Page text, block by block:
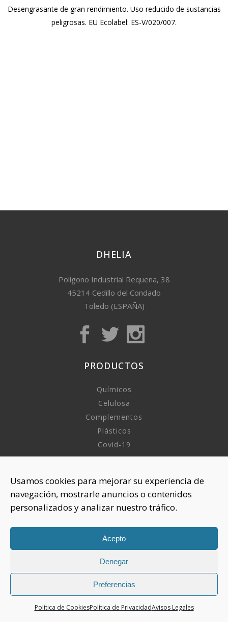
Usamos cookies para mejorar su experiencia de
navegación, mostrarle anuncios o contenidos
personalizados y analizar nuestro tráfico.
Acepto
Denegar
Preferencias
Política de CookiesPolítica de PrivacidadAvisos Legales
Desengrasante de gran rendimiento. Uso reducido de sustancias
peligrosas. EU Ecolabel: ES-V/020/007.
DHELIA
Polígono Industrial Requena, 38
45214 Cedillo del Condado
Toledo (ESPAÑA)
PRODUCTOS
Químicos
Celulosa
Complementos
Plásticos
Covid-19
Sobre nosotros
Aviso Legal
Política de Privacidad
Política Cookies
CONTACTAR
925 508 922
dhelia@dhelia.es